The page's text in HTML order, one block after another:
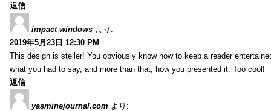
返信
impact windows より:
2019年5月23日 12:30 PM
This design is steller! You obviously know how to keep a reader
what you had to say, and more than that, how you presented it. Too cool!
返信
yasminejournal.com より: